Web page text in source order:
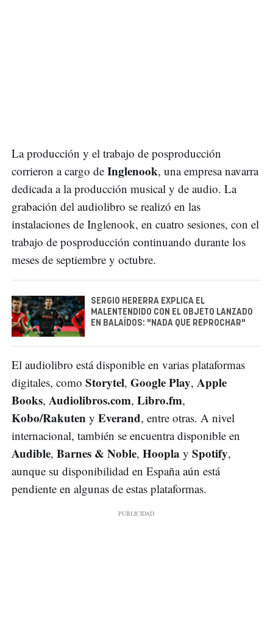
La producción y el trabajo de posproducción
corrieron a cargo de Inglenook, una empresa navarra
dedicada a la producción musical y de audio. La
grabación del audiolibro se realizó en las
instalaciones de Inglenook, en cuatro sesiones, con el
trabajo de posproducción continuando durante los
meses de septiembre y octubre.
SERGIO HERERRA EXPLICA EL
MALENTENDIDO CON EL OBJETO LANZADO
EN BALAÍDOS: "NADA QUE REPROCHAR"
El audiolibro está disponible en varias plataformas
digitales, como Storytel, Google Play, Apple
Books, Audiolibros.com, Libro.fm,
Kobo/Rakuten y Everand, entre otras. A nivel
internacional, también se encuentra disponible en
Audible, Barnes & Noble, Hoopla y Spotify,
aunque su disponibilidad en España aún está
pendiente en algunas de estas plataformas.